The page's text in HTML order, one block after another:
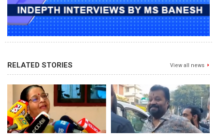
RELATED STORIES View all news